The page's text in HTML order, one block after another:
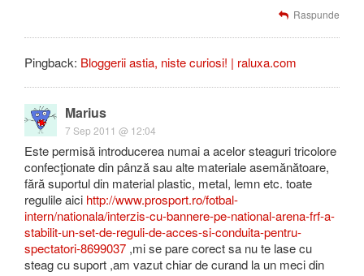
Raspunde
Pingback: Bloggerii astia, niste curiosi! | raluxa.com
Marius
7 Sep 2011 @ 12:04
Este permisă introducerea numai a acelor steaguri tricolore
confecţionate din pânză sau alte materiale asemănătoare,
fără suportul din material plastic, metal, lemn etc. toate
regulile aici http://www.prosport.ro/fotbal-
intern/nationala/interzis-cu-bannere-pe-national-arena-frf-a-
stabilit-un-set-de-reguli-de-acces-si-conduita-pentru-
spectatori-8699037 ,mi se pare corect sa nu te lase cu
steag cu suport ,am vazut chiar de curand la un meci din